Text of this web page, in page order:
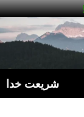
شریعت خدا